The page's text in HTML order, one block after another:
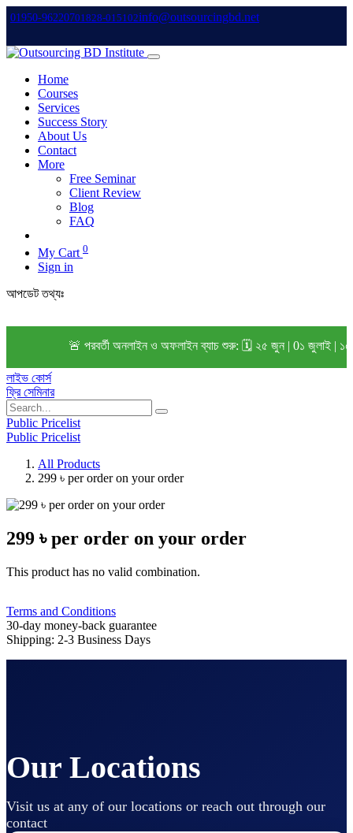
01950-96220701828-015102info@outsourcingbd.net
Home
Courses
Services
Success Story
About Us
Contact
More
Free Seminar
Client Review
Blog
FAQ
My Cart 0
Sign in
আপডেট তথ্যঃ
🚨 পরবর্তী অনলাইন ও অফলাইন ব্যাচ শুরু: 🗓️ ২৫ জুন | 0১ জুলাই | ১৫
লাইভ কোর্স
ফ্রি সেমিনার
Public Pricelist
Public Pricelist
All Products
299 ৳ per order on your order
299 ৳ per order on your order
This product has no valid combination.
Terms and Conditions
30-day money-back guarantee
Shipping: 2-3 Business Days
Our Locations
Visit us at any of our locations or reach out through our
contact